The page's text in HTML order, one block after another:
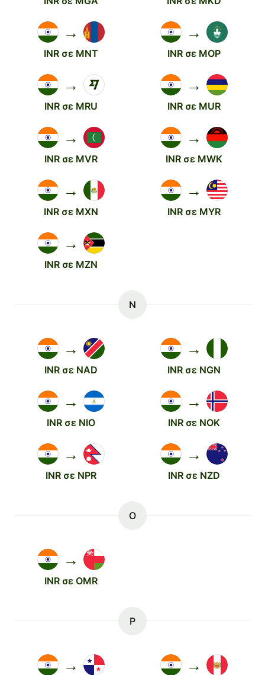
→
INR σε MNT
→
INR σε MOP
→
INR σε MRU
→
INR σε MUR
→
INR σε MVR
→
INR σε MWK
→
INR σε MXN
→
INR σε MYR
→
INR σε MZN
N
→
INR σε NAD
→
INR σε NGN
→
INR σε NIO
→
INR σε NOK
→
INR σε NPR
→
INR σε NZD
O
→
INR σε OMR
P
→ →